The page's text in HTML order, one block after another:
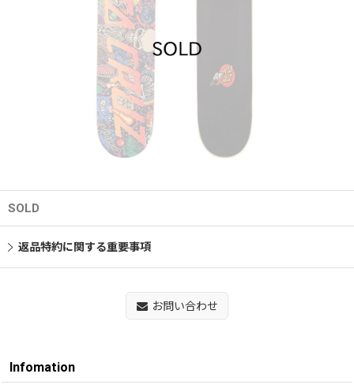
SOLD
返品特約に関する重要事項
お問い合わせ
Infomation